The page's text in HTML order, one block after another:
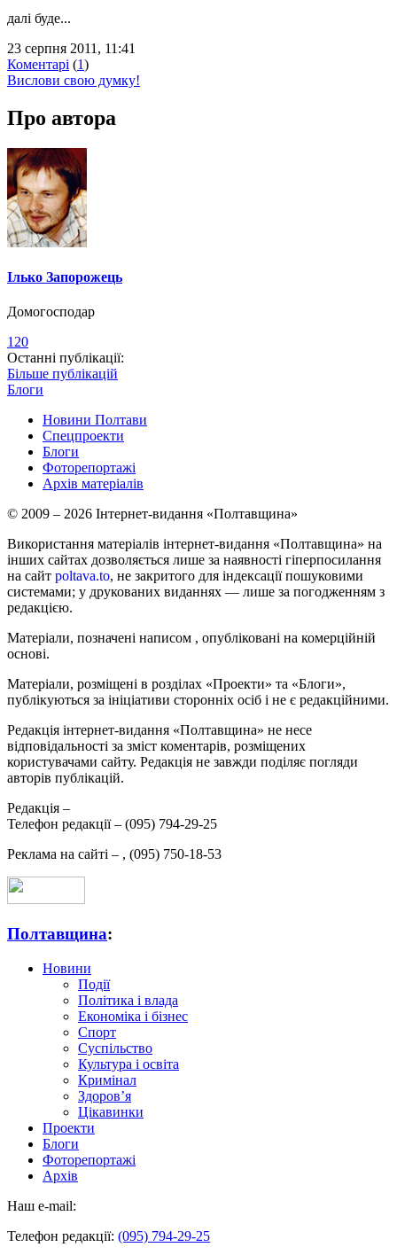
далі буде...
23 серпня 2011, 11:41
Коментарі (1)
Вислови свою думку!
Про автора
Ілько Запорожець
Домогосподар
120
Останні публікації:
Більше публікацій
Блоги
Новини Полтави
Спецпроекти
Блоги
Фоторепортажі
Архів матеріалів
© 2009 – 2026 Інтернет-видання «Полтавщина»
Використання матеріалів інтернет-видання «Полтавщина» на
інших сайтах дозволяється лише за наявності гіперпосилання
на сайт poltava.to, не закритого для індексації пошуковими
системами; у друкованих виданнях — лише за погодженням з
редакцією.
Матеріали, позначені написом , опубліковані на комерційній
основі.
Матеріали, розміщені в розділах «Проекти» та «Блоги»,
публікуються за ініціативи сторонніх осіб і не є редакційними.
Редакція інтернет-видання «Полтавщина» не несе
відповідальності за зміст коментарів, розміщених
користувачами сайту. Редакція не завжди поділяє погляди
авторів публікацій.
Редакція –
Телефон редакції – (095) 794-29-25
Реклама на сайті – , (095) 750-18-53
Полтавщина:
Новини
Події
Політика і влада
Економіка і бізнес
Спорт
Суспільство
Культура і освіта
Кримінал
Здоров’я
Цікавинки
Проекти
Блоги
Фоторепортажі
Архів
Наш e-mail:
Телефон редакції: (095) 794-29-25